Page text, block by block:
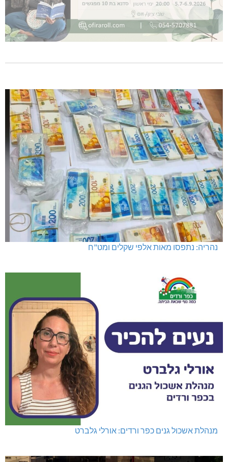
נהריה: נתפסו מאות אלפי שקלים ומט"ח
מנהלת אשכול גנים כפר ורדים: אורלי גלברט